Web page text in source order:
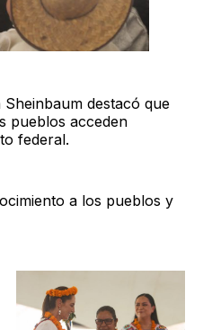
destacó que
pueblos acceden
federal.
a los pueblos y